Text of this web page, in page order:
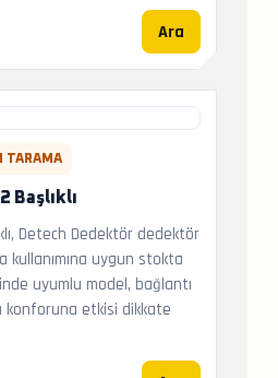
Ara
TARAMA
Başlıklı
Detech Dedektör dedektör
kullanımına uygun stokta
uyumlu model, bağlantı
konforuna etkisi dikkate